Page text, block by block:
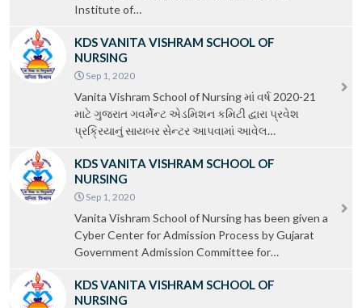
NEWS & EVENTS
VACANCY
360º VIRTUAL TOUR
CONTACT
Institute of…
KDS VANITA VISHRAM SCHOOL OF
NURSING
Sep 1, 2020
Vanita Vishram School of Nursing માં વર્ષ 2020-21
માટે ગુજરાત ગવર્મેન્ટ એડમિશન કમિટી દ્વારા પ્રવેશ
પ્રક્રિયાનું સાયબર સેન્ટર આપવામાં આવેલ…
KDS VANITA VISHRAM SCHOOL OF
NURSING
Sep 1, 2020
Vanita Vishram School of Nursing has been given a
Cyber ​​Center for Admission Process by Gujarat
Government Admission Committee for…
KDS VANITA VISHRAM SCHOOL OF
NURSING